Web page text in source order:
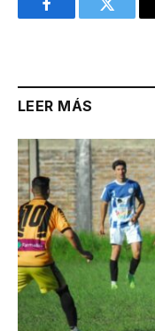
FacebookTwitter
LEER MÁS